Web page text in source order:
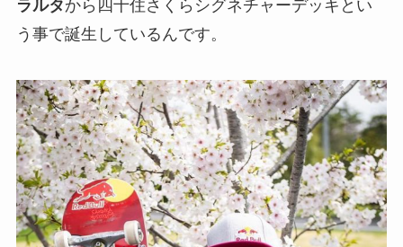
ラルタから四十住さくらシグネチャーデッキとい
う事で誕生しているんです。